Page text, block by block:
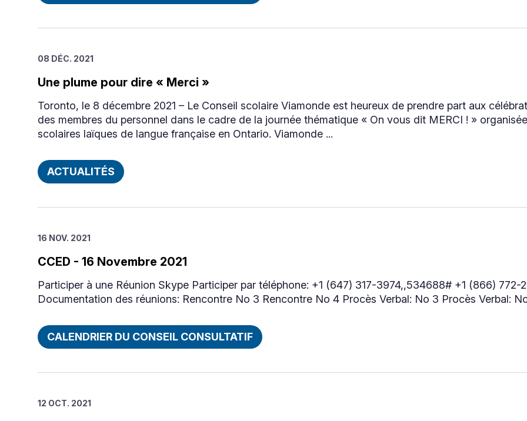
08 DÉC. 2021
Une plume pour dire « Merci »
Toronto, le 8 décembre 2021 – Le Conseil scolaire Viamonde est heureux de prendre part aux
des membres du personnel dans le cadre de la journée thématique « On vous dit MERCI ! »
scolaires laïques de langue française en Ontario. Viamonde ...
ACTUALITÉS
16 NOV. 2021
CCED - 16 Novembre 2021
Participer à une Réunion Skype Participer par téléphone: +1 (647) 317-3974,,534688# +1 (866)
Documentation des réunions: Rencontre No 3 Rencontre No 4 Procès Verbal: No 3 Procès Verbal:
CALENDRIER DU CONSEIL CONSULTATIF
12 OCT. 2021